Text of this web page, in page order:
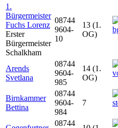
1.
Bürgermeister
Fuchs Lorenz
Erster
Bürgermeister
Schalkham
08744
9604-
10
13 (1.
OG)
Arends
Svetlana
08744
9604-
985
14 (1.
OG)
Birnkammer
Bettina
08744
9604-
984
7
08744